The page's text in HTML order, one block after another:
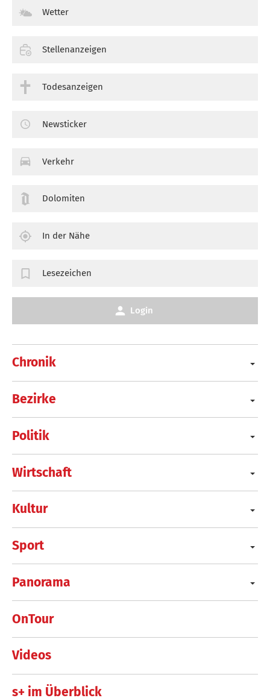
Chronik
Bezirke
Politik
Wirtschaft
Kultur
Sport
Panorama
OnTour
Videos
s+ im Überblick
Wetter
Stellenanzeigen
Todesanzeigen
Newsticker
Verkehr
Dolomiten
In der Nähe
Lesezeichen
Login